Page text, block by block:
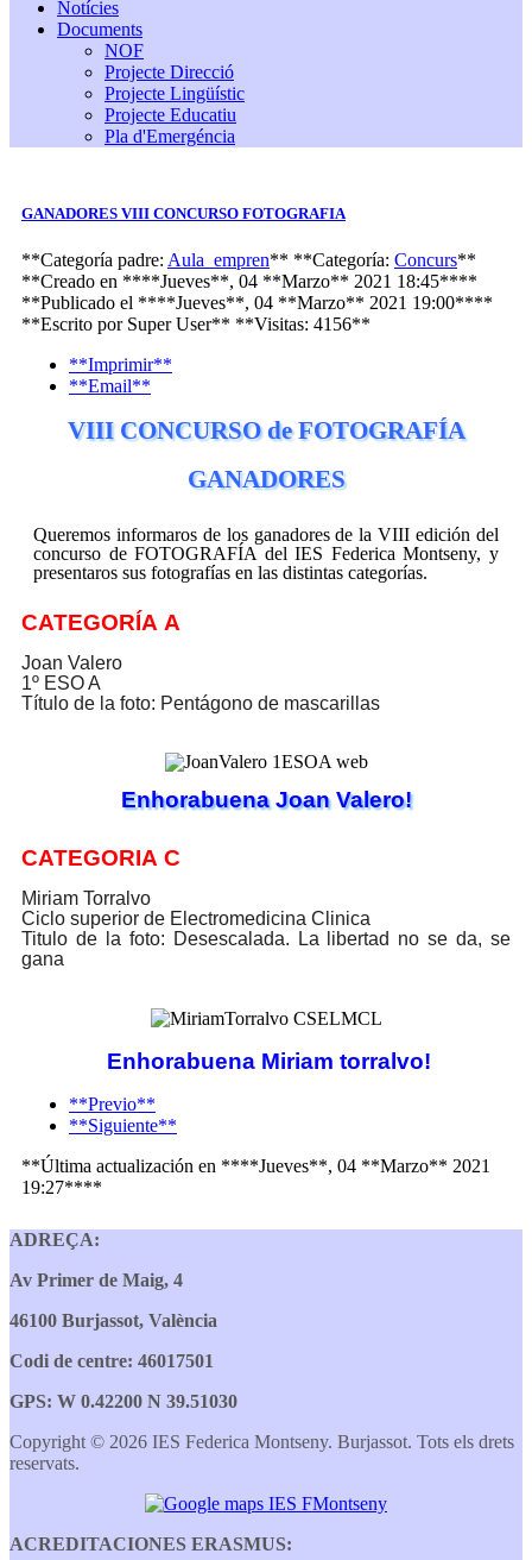
Notícies
Documents
NOF
Projecte Direcció
Projecte Lingüístic
Projecte Educatiu
Pla d'Emergéncia
GANADORES VIII CONCURSO FOTOGRAFIA
**Categoría padre: Aula_empren** **Categoría: Concurs**
**Creado en ****Jueves**, 04 **Marzo** 2021 18:45****
**Publicado el ****Jueves**, 04 **Marzo** 2021 19:00****
**Escrito por Super User** **Visitas: 4156**
**Imprimir**
**Email**
VIII CONCURSO de FOTOGRAFÍA
GANADORES
Queremos informaros de los ganadores de la VIII edición del
concurso de FOTOGRAFÍA del IES Federica Montseny, y
presentaros sus fotografías en las distintas categorías.
CATEGORÍA A
Joan Valero
1º ESO A
Título de la foto: Pentágono de mascarillas
Enhorabuena Joan Valero!
CATEGORIA C
Miriam Torralvo
Ciclo superior de Electromedicina Clinica
Titulo de la foto: Desescalada. La libertad no se da, se
gana
Enhorabuena Miriam torralvo!
**Previo**
**Siguiente**
**Última actualización en ****Jueves**, 04 **Marzo** 2021
19:27****
ADREÇA:
Av Primer de Maig, 4
46100 Burjassot, València
Codi de centre: 46017501
GPS: W 0.42200 N 39.51030
Copyright © 2026 IES Federica Montseny. Burjassot. Tots els drets
reservats.
ACREDITACIONES ERASMUS: